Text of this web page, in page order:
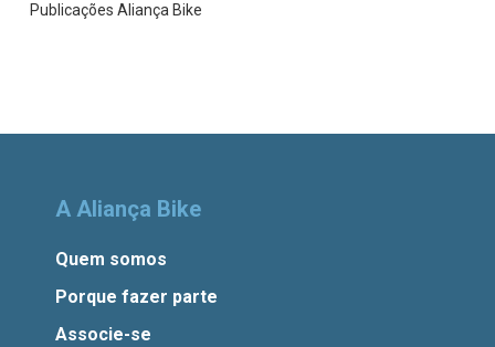
Publicações Aliança Bike
A Aliança Bike
Quem somos
Porque fazer parte
Associe-se